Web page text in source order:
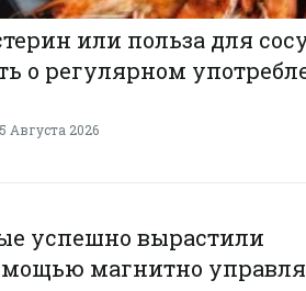
или польза для
о регулярном
Августа 2026
успешно вырастили
магнитно